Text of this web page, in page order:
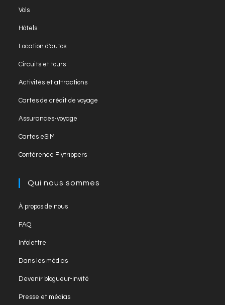
Vols
Hôtels
Location d'autos
Circuits et tours
Activités et attractions
Cartes de crédit de voyage
Assurances-voyage
Cartes eSIM
Conférence Flytrippers
Qui nous sommes
À propos de nous
FAQ
Infolettre
Dans les médias
Devenir blogueur-invité
Presse et médias